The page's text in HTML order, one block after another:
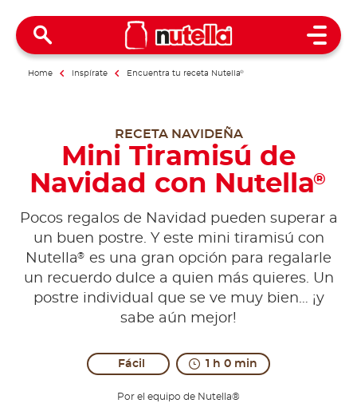
Open
Home Inspírate Encuentra tu receta Nutella®
RECETA NAVIDEÑA
Mini Tiramisú de
Navidad con Nutella®
Pocos regalos de Navidad pueden superar a
un buen postre. Y este mini tiramisú con
Nutella® es una gran opción para regalarle
un recuerdo dulce a quien más quieres. Un
postre individual que se ve muy bien… ¡y
sabe aún mejor!
Fácil 1 h 0 min
Por el equipo de Nutella®